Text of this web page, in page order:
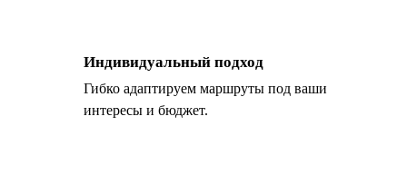
Индивидуальный подход
Гибко адаптируем маршруты под ваши
интересы и бюджет.